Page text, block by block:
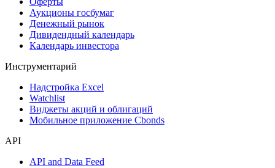
Календарь событий
Дефолты
Размещения
Оферты
Аукционы госбумаг
Денежный рынок
Календарь инвестора
Инструментарий
Надстройка Excel
Мобильное приложение Cbonds